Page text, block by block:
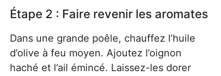
Étape 2 : Faire revenir les aromates
Dans une grande poêle, chauffez l’huile
d’olive à feu moyen. Ajoutez l’oignon
haché et l’ail émincé. Laissez-les dorer